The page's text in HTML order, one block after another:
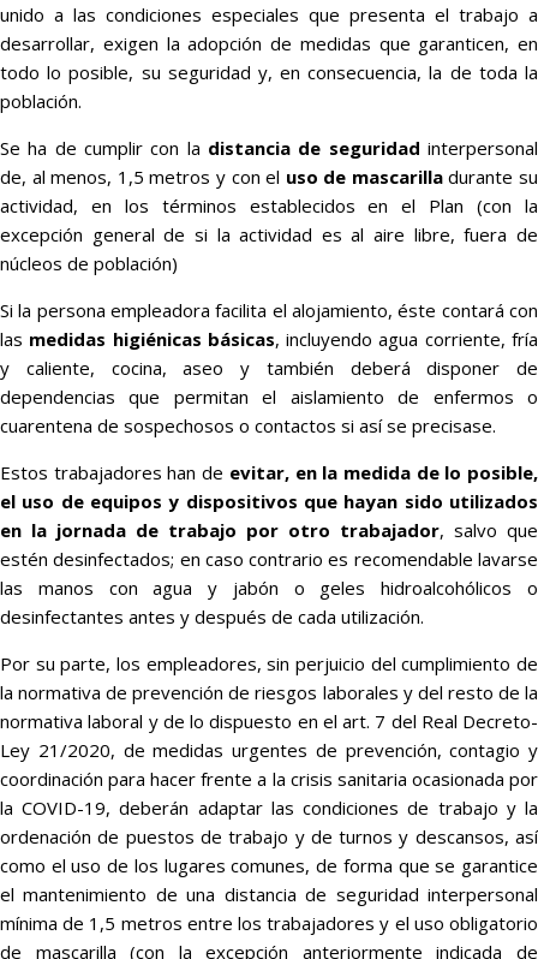
unido a las condiciones especiales que presenta el trabajo a
desarrollar, exigen la adopción de medidas que garanticen, en
todo lo posible, su seguridad y, en consecuencia, la de toda la
población.
Se ha de cumplir con la distancia de seguridad interpersonal
de, al menos, 1,5 metros y con el uso de mascarilladurante su
actividad, en los términos establecidos en el Plan (con la
excepción general de si la actividad es al aire libre, fuera de
núcleos de población)
Si la persona empleadora facilita el alojamiento, éste contará con
las medidas higiénicas básicas, incluyendo agua corriente, fría
y caliente, cocina, aseo y también deberá disponer de
dependencias que permitan el aislamiento de enfermos o
cuarentena de sospechosos o contactos si así se precisase.
Estos trabajadores han de evitar, en la medida de lo posible,
el uso de equipos y dispositivos que hayan sido utilizados
en la jornada de trabajo por otro trabajador, salvo que
estén desinfectados; en caso contrario es recomendable lavarse
las manos con agua y jabón o geles hidroalcohólicos o
desinfectantes antes y después de cada utilización.
Por su parte, los empleadores, sin perjuicio del cumplimiento de
la normativa de prevención de riesgos laborales y del resto de la
normativa laboral y de lo dispuesto en el art. 7 del Real Decreto-
Ley 21/2020, de medidas urgentes de prevención, contagio y
coordinación para hacer frente a la crisis sanitaria ocasionada por
la COVID-19, deberán adaptar las condiciones de trabajo y la
ordenación de puestos de trabajo y de turnos y descansos, así
como el uso de los lugares comunes, de forma que se garantice
el mantenimiento de una distancia de seguridad interpersonal
mínima de 1,5 metros entre los trabajadores y el uso obligatorio
de mascarilla (con la excepción anteriormente indicada de